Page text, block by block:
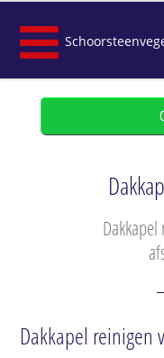
Dakkapel reinigen